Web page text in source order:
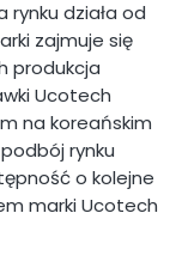
rynku działa od
zajmuje się
produkcja
Ucotech
na koreańskim
rynku
o kolejne
marki Ucotech